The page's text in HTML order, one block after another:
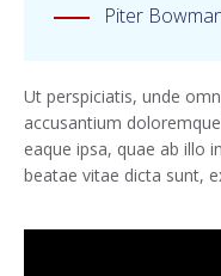
Piter
Ut perspiciatis, unde
accusantium
eaque ipsa, quae ab illo
beatae vitae dicta sunt,